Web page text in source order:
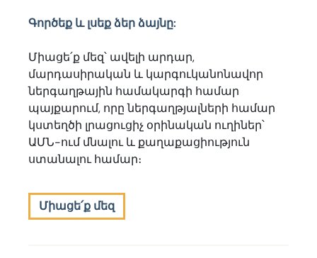
Գործեք և լսեք ձեր ձայնը:
Միացե՛ք մեզ՝ ավելի արդար,
մարդասիրական և կարգուկանոնավոր
ներգաղթային համակարգի համար
պայքարում, որը ներգաղթյալների համար
կստեղծի լրացուցիչ օրինական ուղիներ՝
ԱՄՆ-ում մնալու և քաղաքացիություն
ստանալու համար։
Միացե՛ք մեզ